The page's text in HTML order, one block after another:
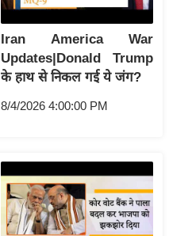
Iran America War
Updates|Donald Trump
के हाथ से निकल गई ये जंग?
8/4/2026 4:00:00 PM